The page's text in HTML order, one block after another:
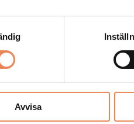
Avvisa
OM BESÖKSLIV